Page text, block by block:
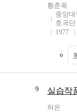
황춘옥
중앙
호국단
1977
9 실습작
허은